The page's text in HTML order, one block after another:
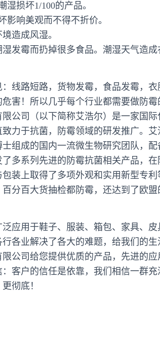
湿损坏1/100的产品。
影响美观而不得不折价。
造成风湿。
湿发霉而扔掉很多食品。潮湿天气造
线路短路，货物发霉，食品发霉，
害！所以几乎每个行业都需要做防霉
公司（以下简称艾浩尔）是一家国
力于抗菌，防霉领域的研发推广。
组成的国内一流微生物研究团队，
多系列先进的防霉抗菌相关产品，
装上取得了多项外观和实用新型专利
分百大货抽检都防霉，还达到了欧盟
应用于鞋子、服装、箱包、家具、
各业解决了各大的难题，给我们的生
公司给您提供优质的产品，先进的
客户的信任是依靠，我们相信一群
彻底！